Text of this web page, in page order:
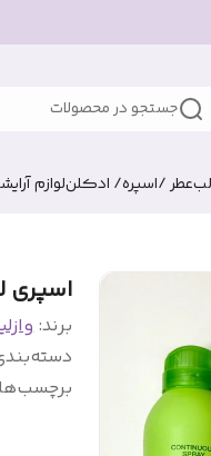
جستجو در محصولات
عطر /اسپره/ ادکلنلوازم
اسپری
برند: